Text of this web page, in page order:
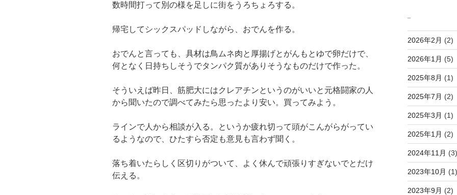
数時間打って別の様を足しに街をうろちょろする。
帰宅してシックスパッドしながら、おでんを作る。
おでんと言っても、具材は鳥ムネ肉と厚揚げとがんもとゆで卵だけで、
何となく日持ちしそうでタンパク質がありそうなものだけで作った。
そういえば昨日、筋肥大にはクレアチンというのがいいと元格闘家の人
から聞いたので調べてみたら思ったより安い。買ってみよう。
ラインで人から相談が入る。というか疲れ切って頭がこんがらがってい
るようなので、ひたすら否定も意見も言わず聞く。
落ち着いたらしく区切りがついて、よく休んで頑張りすぎないでとだけ
伝える。
2026年2月 (2)
2026年1月 (5)
2025年8月 (1)
2025年7月 (2)
2025年3月 (1)
2025年1月 (2)
2024年11月 (3)
2023年10月 (1)
2023年9月 (2)